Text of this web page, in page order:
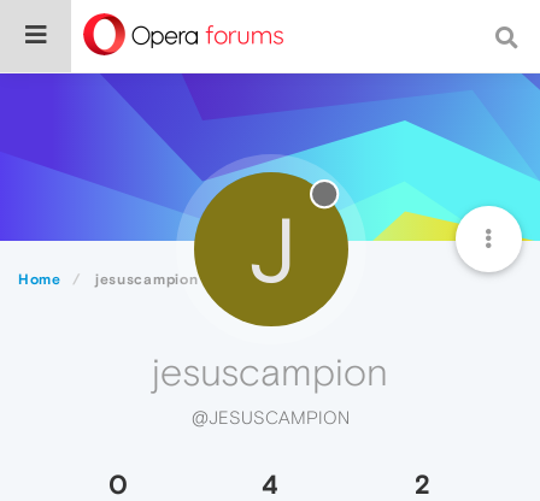
Home jesuscampion J
jesuscampion
@JESUSCAMPION
0 4 2